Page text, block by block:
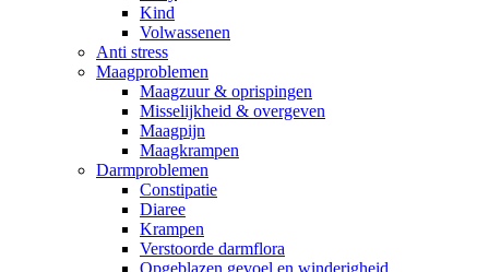
Kind
Volwassenen
Anti stress
Maagproblemen
Maagzuur & oprispingen
Misselijkheid & overgeven
Maagpijn
Maagkrampen
Darmproblemen
Constipatie
Diaree
Krampen
Verstoorde darmflora
Opgeblazen gevoel en winderigheid